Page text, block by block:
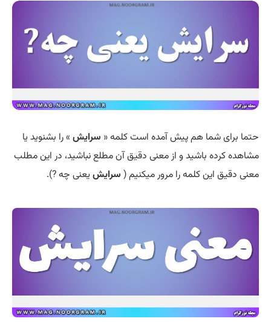
حتما برای شما هم پیش آمده است کلمه « سرایش » را بشنوید یا
مشاهده کرده باشید و از معنی دقیق آن مطلع نباشید، در این مطلب
معنی دقیق این کلمه را مرور میکنیم ( سرایشیعنی چه ?).